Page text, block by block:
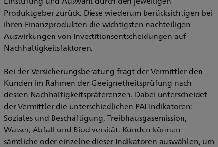
Produktgeber zurück. Diese wiederum berücksichtigen bei
ihren Finanzprodukten die wichtigsten nachteiligen
Auswirkungen von Investitionsentscheidungen auf
Nachhaltigkeitsfaktoren.
Bei der Versicherungsberatung fragt der Vermittler den
Kunden im Rahmen der Geeignetheitsprüfung nach
dessen Nachhaltigkeitspräferenzen. Dabei unterscheidet
der Vermittler die unterschiedlichen PAI-Indikatoren:
Soziales und Beschäftigung, Treibhausgasemission,
Wasser, Abfall und Biodiversität. Kunden können
sämtliche oder einzelne dieser Indikatoren auswählen, um